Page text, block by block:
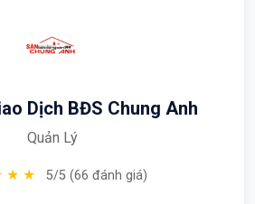
Dịch BĐS Chung Anh
Quản Lý
★ ★ 5/5 (66 đánh giá)